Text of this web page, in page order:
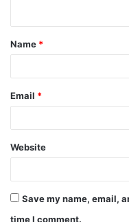
Name *
Email *
Website
Save my name, email,
time I comment.